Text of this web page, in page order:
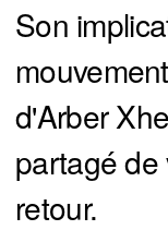
Son
d'Arber
partagé de
retour.